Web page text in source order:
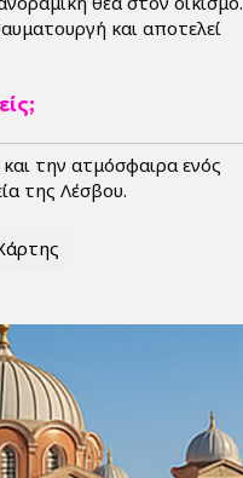
και αποτελεί
την ατμόσφαιρα ενός
της Λέσβου.